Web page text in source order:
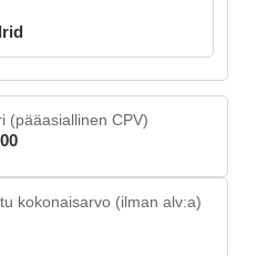
(pääasiallinen CPV)
kokonaisarvo (ilman alv:a)